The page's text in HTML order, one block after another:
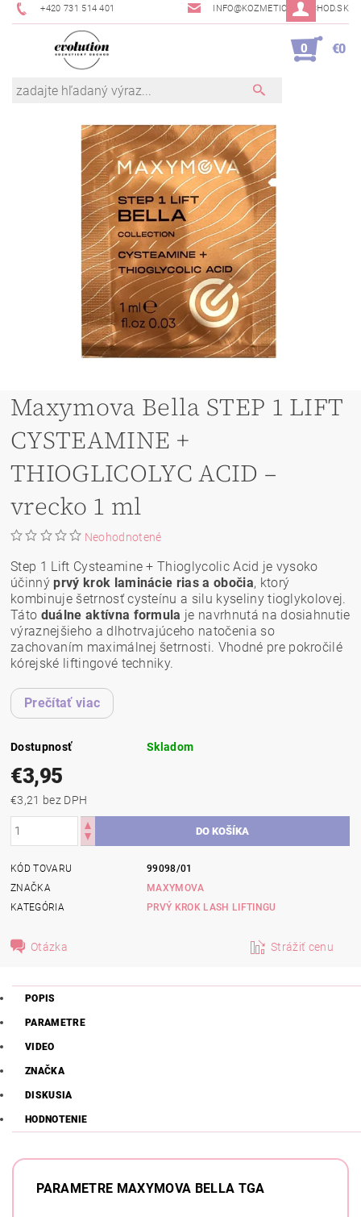
+420 731 514 401 INFO@KOZMETICKYOBCHOD.SK
0 €0
Maxymova Bella STEP 1 LIFT
CYSTEAMINE +
THIOGLICOLYC ACID –
vrecko 1 ml
Neohodnotené
Step 1 Lift Cysteamine + Thioglycolic Acid je vysoko
účinný prvý krok laminácie rias a obočia, ktorý
kombinuje šetrnosť cysteínu a silu kyseliny tioglykolovej.
Táto duálne aktívna formula je navrhnutá na dosiahnutie
výraznejšieho a dlhotrvajúceho natočenia so
zachovaním maximálnej šetrnosti. Vhodné pre pokročilé
kórejské liftingové techniky.
Prečítať viac
Dostupnosť Skladom
€3,95
€3,21 bez DPH
KÓD TOVARU
99098/01
ZNAČKA
MAXYMOVA
KATEGÓRIA
PRVÝ KROK LASH LIFTINGU
Otázka Strážiť cenu
POPIS
PARAMETRE
VIDEO
ZNAČKA
DISKUSIA
HODNOTENIE
PARAMETRE MAXYMOVA BELLA TGA